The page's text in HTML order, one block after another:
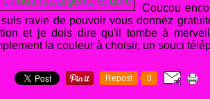
Coucou
ravie de pouvoir vous donnez
et je dois dire qu'il tombe à
la couleur à choisir, un souci
Repost 0